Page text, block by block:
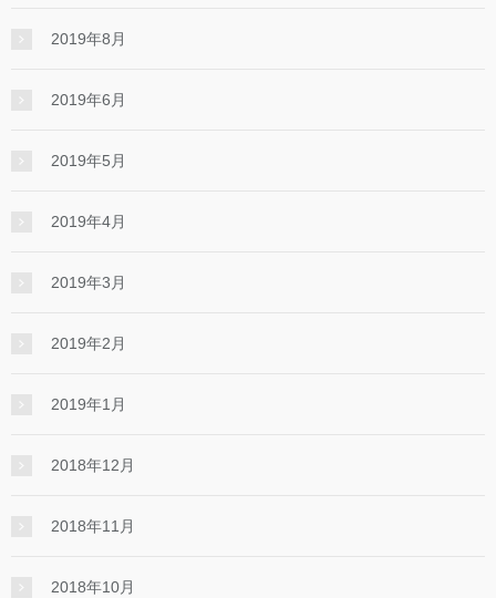
2019年8月
2019年6月
2019年5月
2019年4月
2019年3月
2019年2月
2019年1月
2018年12月
2018年11月
2018年10月